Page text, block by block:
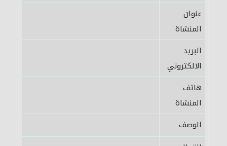
عنوان
المنشاة
البريد
الالكتروني
هاتف
المنشاة
الوصف